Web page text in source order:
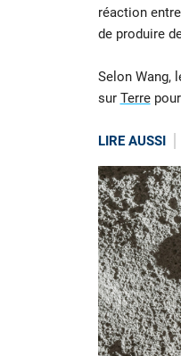
réaction
de produire
Selon Wang,
sur Terrepour
LIRE AUSSI